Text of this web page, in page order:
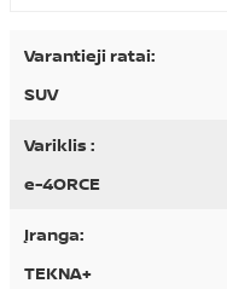
Varantieji ratai:
SUV
Variklis :
e-4ORCE
Įranga:
TEKNA+